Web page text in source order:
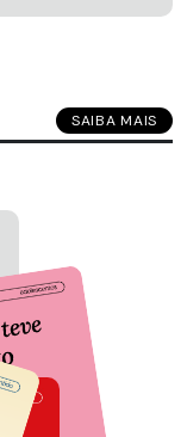
SAIBA MAIS